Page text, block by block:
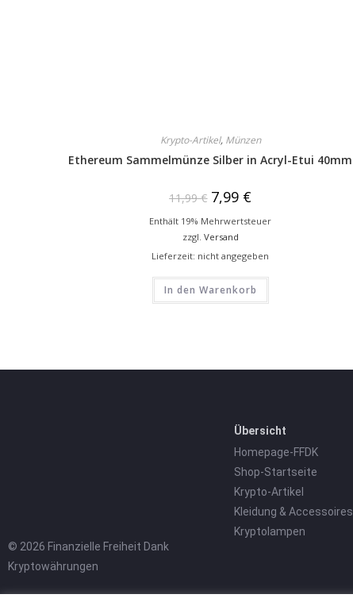
Krypto-Artikel, Münzen
Ethereum Sammelmünze Silber in Acryl-Etui 40mm
11,99€ 7,99 €
Enthält 19% Mehrwertsteuer
zzgl. Versand
Lieferzeit: nicht angegeben
In den Warenkorb
© 2026 Finanzielle Freiheit Dank
Kryptowährungen
Übersicht
Homepage-FFDK
Shop-Startseite
Krypto-Artikel
Kleidung & Accessoires
Kryptolampen